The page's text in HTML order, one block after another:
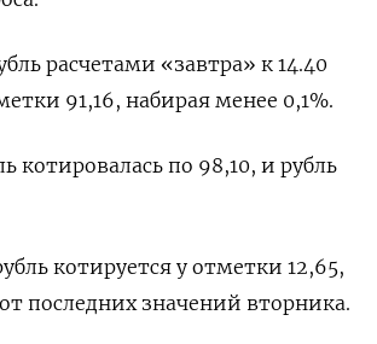
расчетами «завтра» к 14.40
91,16, набирая менее 0,1%.
котировалась по 98,10, и рубль
котируется у отметки 12,65,
последних значений вторника.